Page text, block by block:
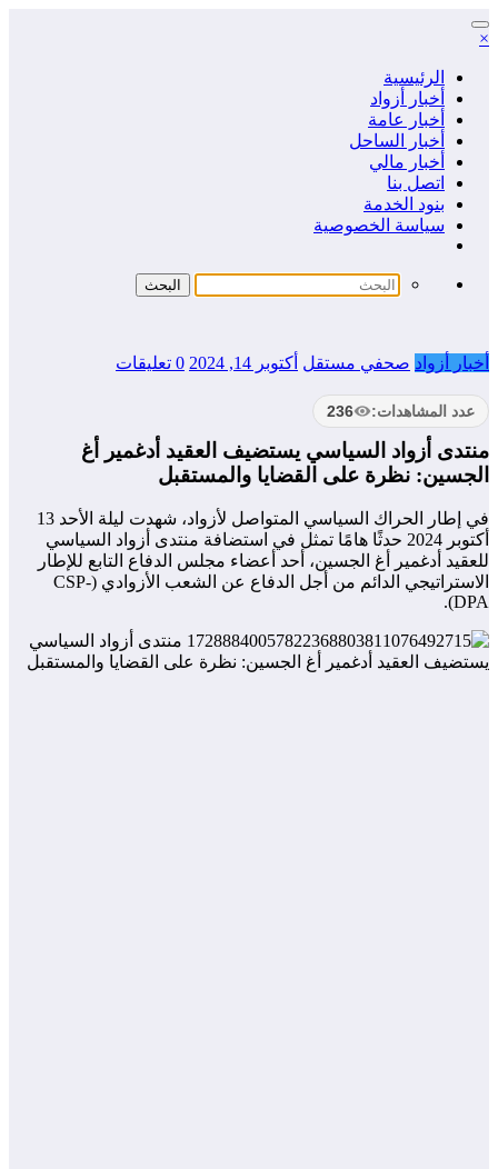
التجاوز
إلى
×
الرئيسية
أخبار أزواد
أخبار عامة
أخبار الساحل
أخبار مالي
اتصل بنا
بنود الخدمة
سياسة الخصوصية
أخبار أزواد صحفي مستقل أكتوبر 14, 2024 0 تعليقات
عدد المشاهدات: 236
منتدى أزواد السياسي يستضيف العقيد أدغمير أغ
الجسين: نظرة على القضايا والمستقبل
في إطار الحراك السياسي المتواصل لأزواد، شهدت ليلة الأحد 13
أكتوبر 2024 حدثًا هامًا تمثل في استضافة منتدى أزواد السياسي
للعقيد أدغمير أغ الجسين، أحد أعضاء مجلس الدفاع التابع للإطار
الاستراتيجي الدائم من أجل الدفاع عن الشعب الأزوادي (CSP-
DPA).